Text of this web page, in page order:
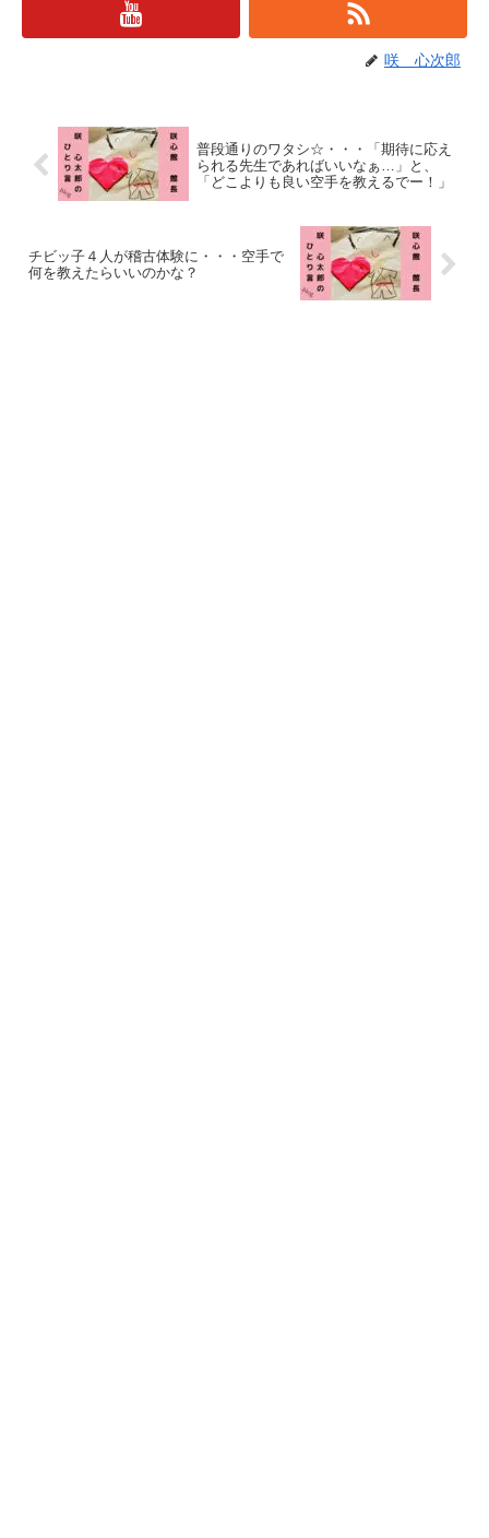
咲 心次郎
普段通りのワタシ☆・・・「期待に応え
られる先生であればいいなぁ…」と、
「どこよりも良い空手を教えるでー！」
チビッ子４人が稽古体験に・・・空手で
何を教えたらいいのかな？